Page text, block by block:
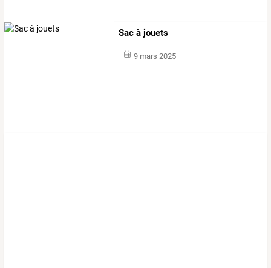
Sac à jouets
9 mars 2025